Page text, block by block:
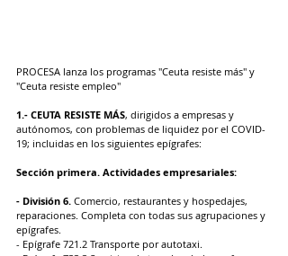
PROCESA lanza los programas "Ceuta resiste más" y
"Ceuta resiste empleo"
1.- CEUTA RESISTE MÁS, dirigidos a empresas y
autónomos, con problemas de liquidez por el COVID-
19; incluidas en los siguientes epígrafes:
Sección primera. Actividades empresariales:
- División 6. Comercio, restaurantes y hospedajes,
reparaciones. Completa con todas sus agrupaciones y
epígrafes.
- Epígrafe 721.2 Transporte por autotaxi.